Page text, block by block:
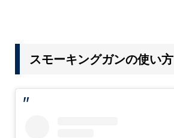
スモーキングガンの使い方